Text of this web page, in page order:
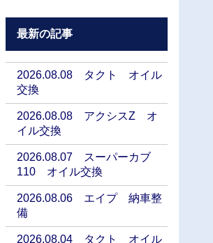
最新の記事
2026.08.08 タクト オイル
交換
2026.08.08 アクシスZ オ
イル交換
2026.08.07 スーパーカブ
110 オイル交換
2026.08.06 エイプ 納車整
備
2026.08.04 タクト オイル